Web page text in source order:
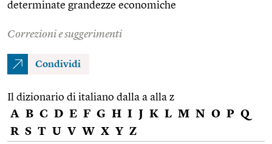
determinate grandezze economiche
Correzioni e suggerimenti
Condividi
Il dizionario di italiano dalla a alla z
A B C D E F G H I J K L M N O P Q
R S T U V W X Y Z